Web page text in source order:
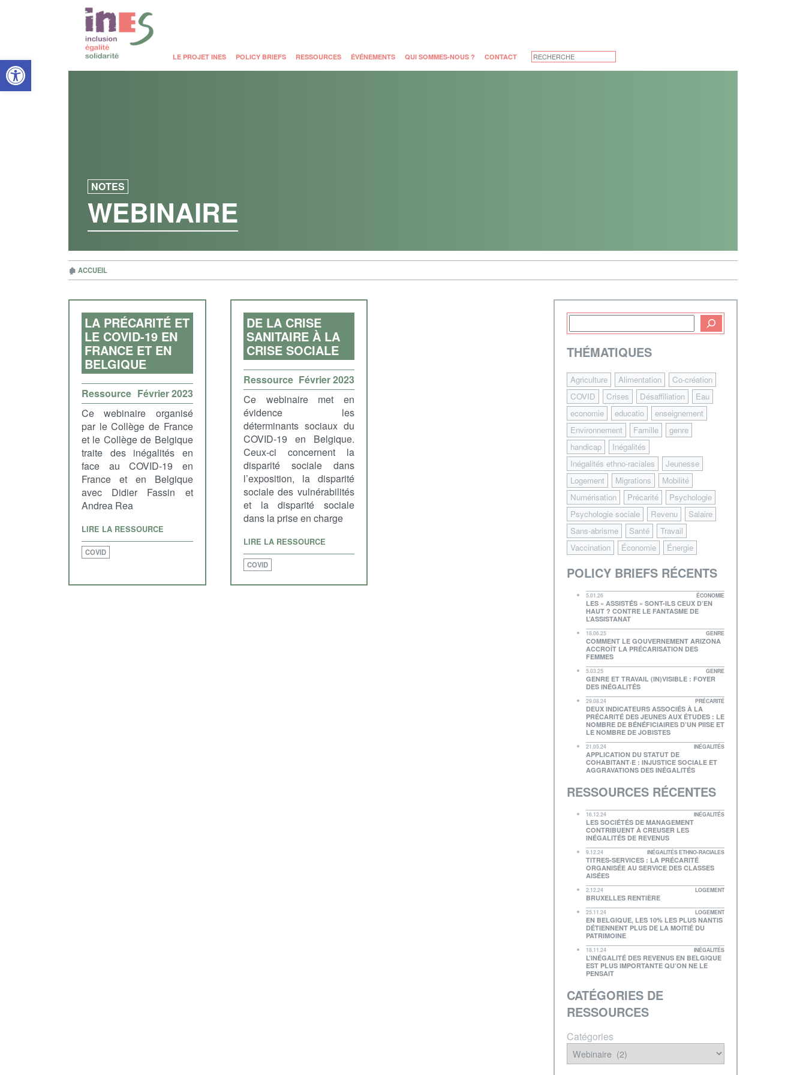
Open toolbar LE PROJET INES POLICY BRIEFS RESSOURCES ÉVÉNEMENTS QUI SOMMES-NOUS ? CONTACT
NOTES
WEBINAIRE
🏚 ACCUEIL
LA PRÉCARITÉ ET
LE COVID-19 EN
FRANCE ET EN
BELGIQUE
Ressource Février 2023
Ce webinaire organisé
par le Collège de France
et le Collège de Belgique
traite des inégalités en
face au COVID-19 en
France et en Belgique
avec Didier Fassin et
Andrea Rea
LIRE LA RESSOURCE
COVID
DE LA CRISE
SANITAIRE À LA
CRISE SOCIALE
Ressource Février 2023
Ce webinaire met en
évidence les
déterminants sociaux du
COVID-19 en Belgique.
Ceux-ci concernent la
disparité sociale dans
l’exposition, la disparité
sociale des vulnérabilités
et la disparité sociale
dans la prise en charge
LIRE LA RESSOURCE
COVID
THÉMATIQUES
Agriculture Alimentation
Co-création
COVID
Crises Désaffiliation
Eau
economie
educatio
enseignement
Environnement
Famille
genre
handicap
Inégalités
Inégalités ethno-raciales
Jeunesse
Logement
Migrations
Mobilité
Numérisation
Précarité
Psychologie
Psychologie sociale
Revenu
Salaire
Sans-abrisme
Santé
Travail
Vaccination
Économie Énergie
POLICY BRIEFS RÉCENTS
5.01.26 ÉCONOMIE
LES « ASSISTÉS » SONT-ILS CEUX D’EN
HAUT ? CONTRE LE FANTASME DE
L’ASSISTANAT
18.06.25 GENRE
COMMENT LE GOUVERNEMENT ARIZONA
ACCROÎT LA PRÉCARISATION DES
FEMMES
5.03.25 GENRE
GENRE ET TRAVAIL (IN)VISIBLE : FOYER
DES INÉGALITÉS
29.08.24 PRÉCARITÉ
DEUX INDICATEURS ASSOCIÉS À LA
PRÉCARITÉ DES JEUNES AUX ÉTUDES : LE
NOMBRE DE BÉNÉFICIAIRES D’UN PIISE ET
LE NOMBRE DE JOBISTES
21.05.24 INÉGALITÉS
APPLICATION DU STATUT DE
COHABITANT·E : INJUSTICE SOCIALE ET
AGGRAVATIONS DES INÉGALITÉS
RESSOURCES RÉCENTES
16.12.24 INÉGALITÉS
LES SOCIÉTÉS DE MANAGEMENT
CONTRIBUENT À CREUSER LES
INÉGALITÉS DE REVENUS
9.12.24 INÉGALITÉS ETHNO-RACIALES
TITRES-SERVICES : LA PRÉCARITÉ
ORGANISÉE AU SERVICE DES CLASSES
AISÉES
2.12.24 LOGEMENT
BRUXELLES RENTIÈRE
25.11.24 LOGEMENT
EN BELGIQUE, LES 10% LES PLUS NANTIS
DÉTIENNENT PLUS DE LA MOITIÉ DU
PATRIMOINE
18.11.24 INÉGALITÉS
L’INÉGALITÉ DES REVENUS EN BELGIQUE
EST PLUS IMPORTANTE QU’ON NE LE
PENSAIT
CATÉGORIES DE
RESSOURCES
Catégories